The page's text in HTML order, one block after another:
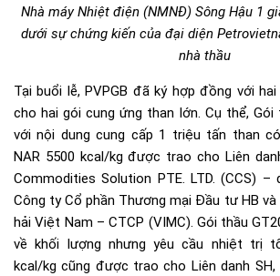
Nhà máy Nhiệt điện (NMNĐ) Sông Hậu 1
dưới sự chứng kiến của đại diện
nhà thầu
Tại buổi lễ, PVPGB đã ký hợp đồng với
cho hai gói cung ứng than lớn. Cụ thể, Gói
với nội dung cung cấp 1 triệu tấn than
NAR 5500 kcal/kg được trao cho Liên
Commodities Solution PTE. LTD. (CCS) –
Công ty Cổ phần Thương mại Đầu tư HB
hải Việt Nam – CTCP (VIMC). Gói thầu
về khối lượng nhưng yêu cầu nhiệt trị
kcal/kg cũng được trao cho Liên danh